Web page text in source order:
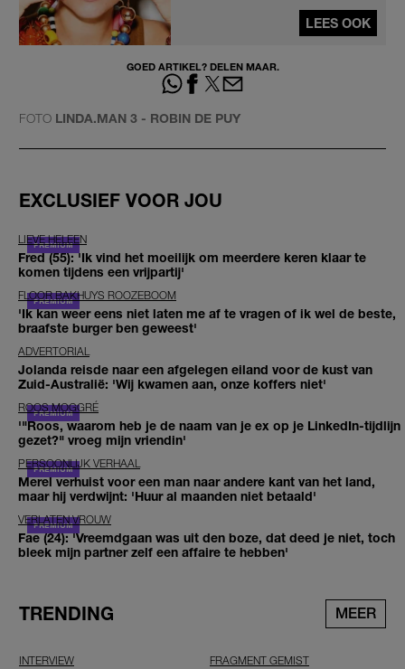
LEES OOK
GOED ARTIKEL? DELEN MAAR.
FOTO LINDA.MAN 3 - ROBIN DE PUY
EXCLUSIEF VOOR JOU
LIEVE HELEEN
Fred (55): 'Ik vind het moeilijk om meerdere keren klaar te
komen tijdens een vrijpartij'
FLOOR BAKHUYS ROOZEBOOM
'Ik kan weer eens niet laten me af te vragen of ik wel de beste,
braafste burger ben geweest'
ADVERTORIAL
Jolanda reisde naar een afgelegen eiland voor de kust van
Zuid-Australië: 'Wij kwamen aan, onze koffers niet'
ROOS MOGGRÉ
'"Roos, waarom heb je de naam van je ex op je LinkedIn-tijdlijn
gezet?" vroeg mijn vriendin'
PERSOONLIJK VERHAAL
Merel verhuist voor een man naar andere kant van het land,
maar hij verdwijnt: 'Huur al maanden niet betaald'
VERLATEN VROUW
Fae (24): 'Vreemdgaan was uit den boze, dat deed je niet, toch
bleek mijn partner zelf een affaire te hebben'
TRENDING MEER
INTERVIEW FRAGMENT GEMIST